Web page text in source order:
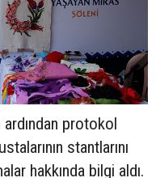
protokol
stantlarını
hakkında bilgi aldı.